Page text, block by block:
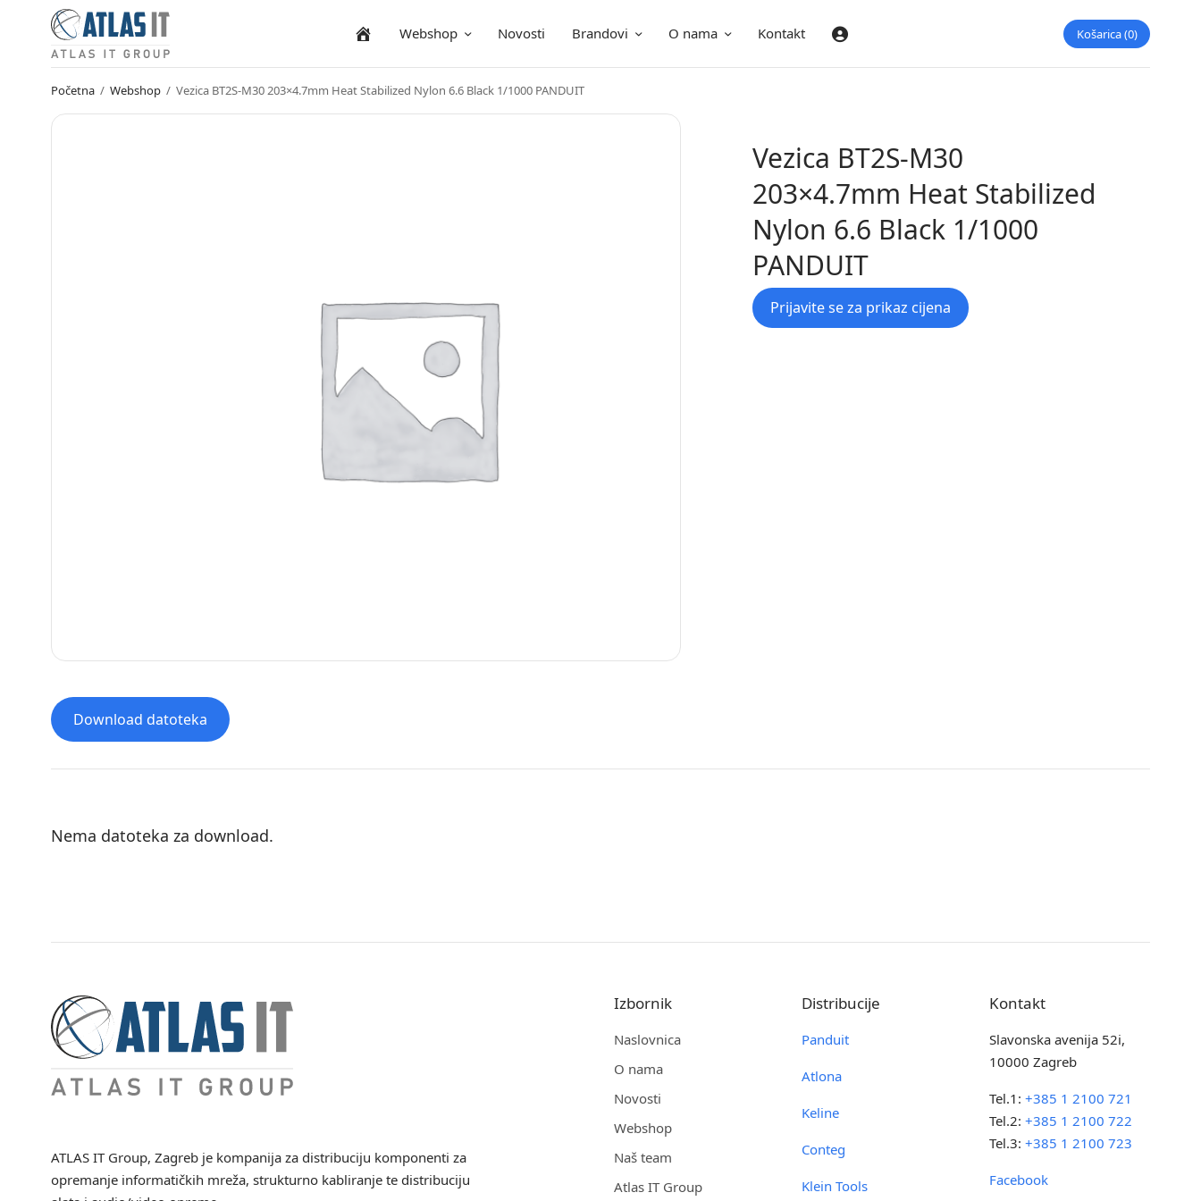
NaslovnicaWebshop Novosti Brandovi O nama Kontakt Prijava Košarica 0
Početna / Webshop / Vezica BT2S-M30 203×4.7mm Heat Stabilized Nylon 6.6 Black 1/1000 PANDUIT
Vezica BT2S-M30
203×4.7mm Heat Stabilized
Nylon 6.6 Black 1/1000
PANDUIT
Prijavite se za prikaz cijena
Download datoteka
Nema datoteka za download.
ATLAS IT Group, Zagreb je kompanija za distribuciju komponenti za
opremanje informatičkih mreža, strukturno kabliranje te distribuciju
Izbornik
Naslovnica
O nama
Novosti
Webshop
Naš team
Atlas IT Group
Distribucije
Panduit
Atlona
Keline
Conteg
Klein Tools
Kontakt
Slavonska avenija 52i,
10000 Zagreb
Tel.1:+385 1 2100 721
Tel.2:+385 1 2100 722
Tel.3:+385 1 2100 723
Facebook